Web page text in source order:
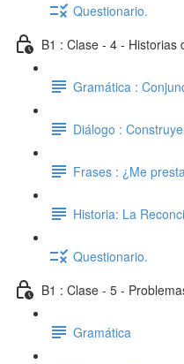
Questionario.
B1 : Clase - 4 - Historias
Gramática :
Diálogo :
Frases : ¿Me
Historia: La
Questionario.
B1 : Clase - 5 -
Gramática